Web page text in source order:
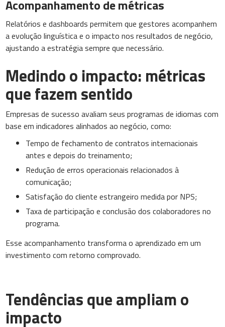
Acompanhamento de métricas
Relatórios e dashboards permitem que gestores acompanhem
a evolução linguística e o impacto nos resultados de negócio,
ajustando a estratégia sempre que necessário.
Medindo o impacto: métricas
que fazem sentido
Empresas de sucesso avaliam seus programas de idiomas com
base em indicadores alinhados ao negócio, como:
Tempo de fechamento de contratos internacionais
antes e depois do treinamento;
Redução de erros operacionais relacionados à
comunicação;
Satisfação do cliente estrangeiro medida por NPS;
Taxa de participação e conclusão dos colaboradores no
programa.
Esse acompanhamento transforma o aprendizado em um
investimento com retorno comprovado.
Tendências que ampliam o
impacto